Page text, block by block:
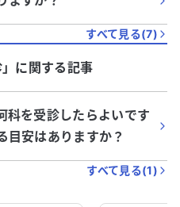
すべて見る(7)
」に関する記事
科を受診したらよいです
目安はありますか？
すべて見る(1)